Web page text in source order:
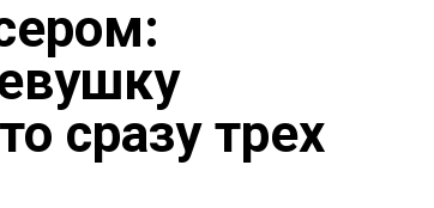
сразу трех